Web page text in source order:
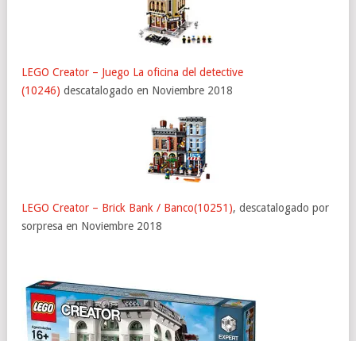
LEGO Creator – Juego La oficina del detective
(10246) descatalogado en Noviembre 2018
LEGO Creator – Brick Bank / Banco(10251), descatalogado por
sorpresa en Noviembre 2018